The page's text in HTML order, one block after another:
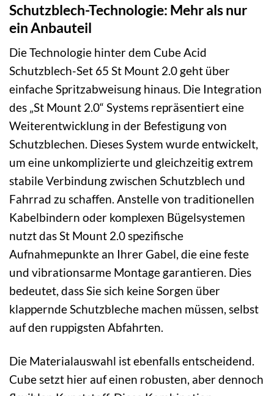
Schutzblech-Technologie: Mehr als nur
ein Anbauteil
Die Technologie hinter dem Cube Acid
Schutzblech-Set 65 St Mount 2.0 geht über
einfache Spritzabweisung hinaus. Die Integration
des „St Mount 2.0“ Systems repräsentiert eine
Weiterentwicklung in der Befestigung von
Schutzblechen. Dieses System wurde entwickelt,
um eine unkomplizierte und gleichzeitig extrem
stabile Verbindung zwischen Schutzblech und
Fahrrad zu schaffen. Anstelle von traditionellen
Kabelbindern oder komplexen Bügelsystemen
nutzt das St Mount 2.0 spezifische
Aufnahmepunkte an Ihrer Gabel, die eine feste
und vibrationsarme Montage garantieren. Dies
bedeutet, dass Sie sich keine Sorgen über
klappernde Schutzbleche machen müssen, selbst
auf den ruppigsten Abfahrten.
Die Materialauswahl ist ebenfalls entscheidend.
Cube setzt hier auf einen robusten, aber dennoch